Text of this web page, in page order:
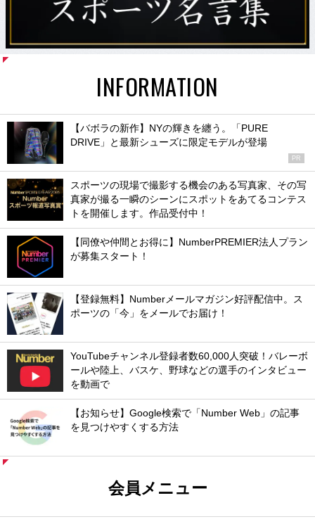
INFORMATION
【バボラの新作】NYの輝きを纏う。「PURE
DRIVE」と最新シューズに限定モデルが登場
PR
スポーツの現場で撮影する機会のある写真家、その写
真家が撮る一瞬のシーンにスポットをあてるコンテス
トを開催します。作品受付中！
【同僚や仲間とお得に】NumberPREMIER法人プラン
が募集スタート！
【登録無料】Numberメールマガジン好評配信中。ス
ポーツの「今」をメールでお届け！
YouTubeチャンネル登録者数60,000人突破！バレーボ
ールや陸上、バスケ、野球などの選手のインタビュー
を動画で
【お知らせ】Google検索で「Number Web」の記事
を見つけやすくする方法
会員メニュー